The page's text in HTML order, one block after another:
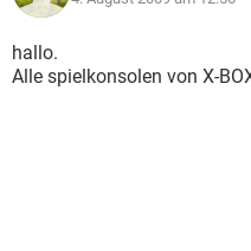
hallo.
Alle spielkonsolen von X-